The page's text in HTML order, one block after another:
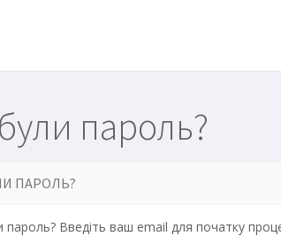
пароль?
ПАРОЛЬ?
пароль? Введіть ваш email для початку